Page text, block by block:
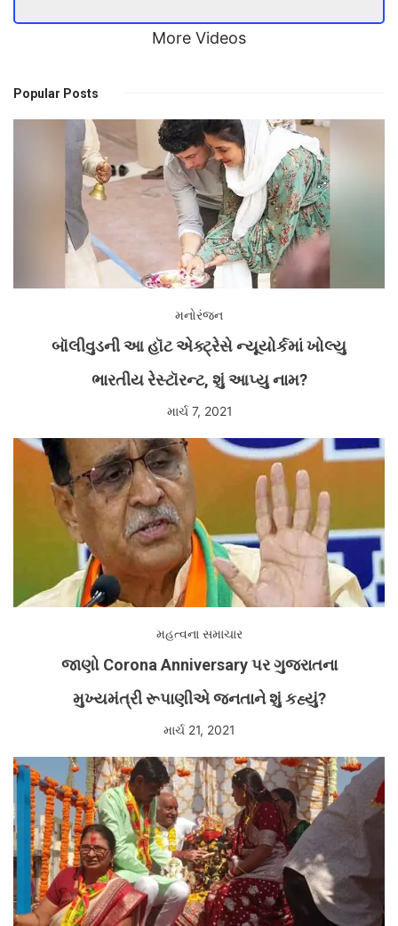
More Videos
Popular Posts
મનોરંજન
બૉલીવુડની આ હૉટ એક્ટ્રેસે ન્યૂયોર્કમાં ખોલ્યુ
ભારતીય રેસ્ટૉરન્ટ, શું આપ્યુ નામ?
માર્ચ 7, 2021
મહત્વના સમાચાર
જાણો Corona Anniversary પર ગુજરાતના
મુખ્યમંત્રી રૂપાણીએ જનતાને શું કહ્યું?
માર્ચ 21, 2021